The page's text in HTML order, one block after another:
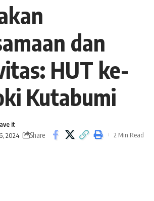
dan
HUT ke-
Kutabumi
2024
Share 2 Min Read